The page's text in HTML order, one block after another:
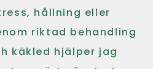
hållning eller
riktad behandling
käkled hjälper jag